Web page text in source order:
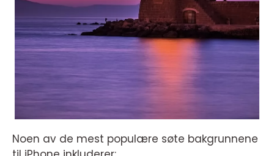
Noen av de mest populære søte bakgrunnene